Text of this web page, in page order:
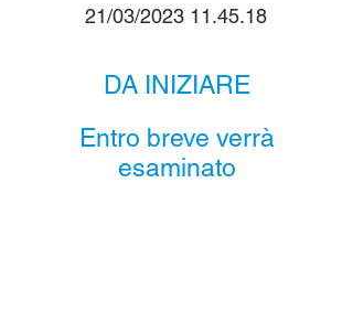
21/03/2023 11.45.18
DA INIZIARE
Entro breve verrà
esaminato